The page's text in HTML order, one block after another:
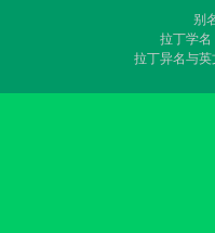
别
拉丁学名
拉丁异名与英